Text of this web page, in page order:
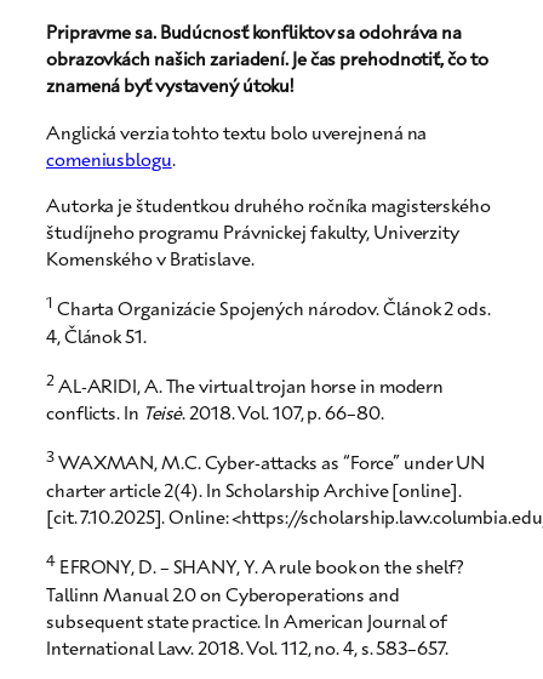
Pripravme sa. Budúcnosť konfliktov sa odohráva na
obrazovkách našich zariadení. Je čas prehodnotiť, čo to
znamená byť vystavený útoku!
Anglická verzia tohto textu bolo uverejnená na
comeniusblogu.
Autorka je študentkou druhého ročníka magisterského
študíjneho programu Právnickej fakulty, Univerzity
Komenského v Bratislave.
1 Charta Organizácie Spojených národov. Článok 2 ods.
4, Článok 51.
2AL-ARIDI, A. The virtual trojan horse in modern
conflicts. In Teisė. 2018. Vol. 107, p. 66–80.
3WAXMAN, M.C. Cyber-attacks as “Force” under UN
charter article 2(4). In Scholarship Archive [online].
[cit. 7.10.2025]. Online: <https://
4EFRONY, D. – SHANY, Y. A rule book on the shelf?
Tallinn Manual 2.0 on Cyberoperations and
subsequent state practice. In American Journal of
International Law. 2018. Vol. 112, no. 4, s. 583–657.